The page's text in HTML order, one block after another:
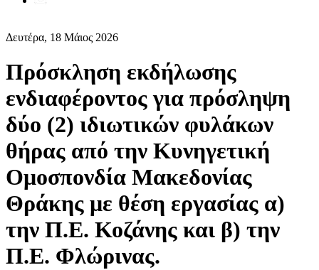
Δευτέρα, 18 Μάιος 2026
Πρόσκληση εκδήλωσης
ενδιαφέροντος για πρόσληψη
δύο (2) ιδιωτικών φυλάκων
θήρας από την Κυνηγετική
Ομοσπονδία Μακεδονίας
Θράκης με θέση εργασίας α)
την Π.Ε. Κοζάνης και β) την
Π.Ε. Φλώρινας.